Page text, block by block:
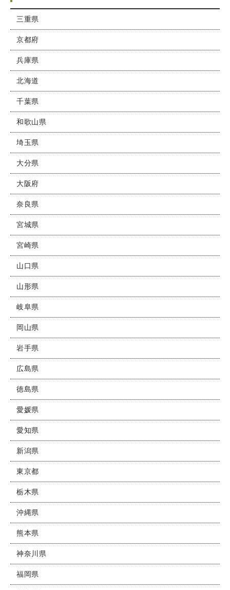
三重県
京都府
兵庫県
北海道
千葉県
和歌山県
埼玉県
大分県
大阪府
奈良県
宮城県
宮崎県
山口県
山形県
岐阜県
岡山県
岩手県
広島県
徳島県
愛媛県
愛知県
新潟県
東京都
栃木県
沖縄県
熊本県
神奈川県
福岡県